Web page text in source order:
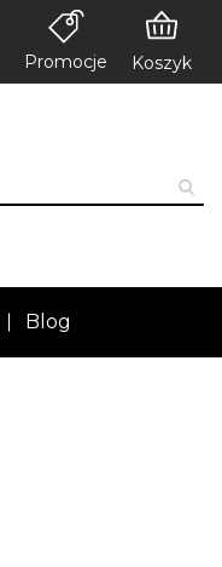
Promocje Koszyk
Blog